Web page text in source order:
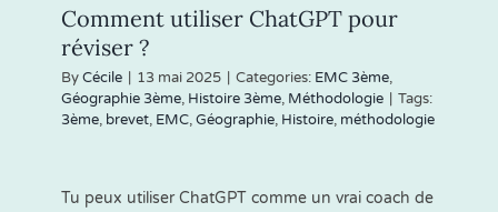
Comment utiliser ChatGPT pour
réviser ?
ByCécile | 13 mai 2025 | Categories: EMC 3ème,
Géographie 3ème, Histoire 3ème, Méthodologie | Tags:
3ème, brevet, EMC,Géographie, Histoire, méthodologie
Tu peux utiliser ChatGPT comme un vrai coach de